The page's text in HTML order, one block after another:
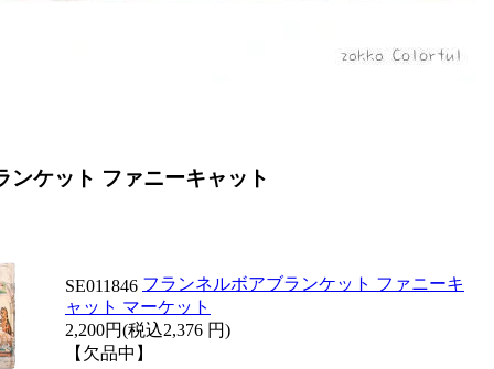
ンケット ファニーキャット
SE011846 フランネルボアブランケット ファニーキ
ャット マーケット
2,200円(税込2,376 円)
【欠品中】